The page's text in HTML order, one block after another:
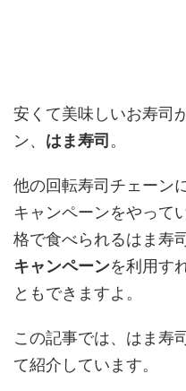
安くて美味しいお寿司
ン、 はま寿司。
他の回転寿司チェーン
キャンペーンをやって
格で食べられるはま寿
キャンペーンを利用す
ともできますよ。
この記事では、はま寿
て紹介しています。